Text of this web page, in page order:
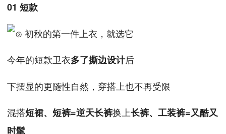
01 短款
今年的短款卫衣多了撕边设计后
下摆显的更随性自然，穿搭上也不再受限
混搭短裙、短裤=逆天长裤换上长裤、工装裤=又酷又
时髦